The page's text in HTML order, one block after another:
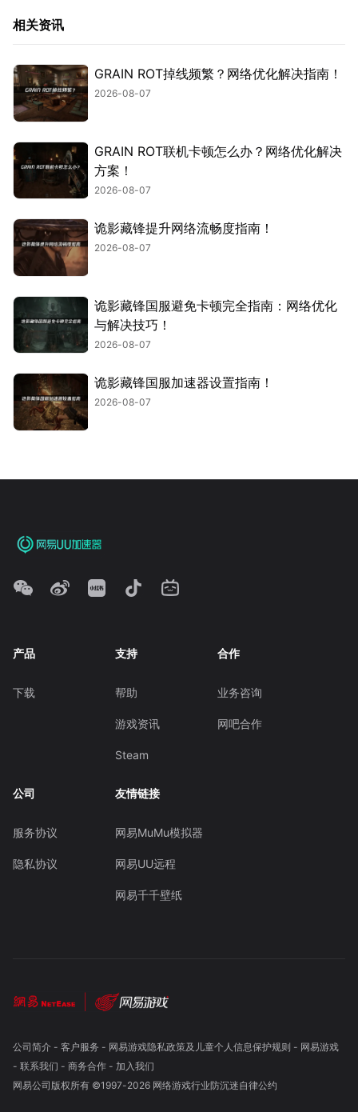
相关资讯
GRAIN ROT掉线频繁？网络优化解决指南！
2026-08-07
GRAIN ROT联机卡顿怎么办？网络优化解决
方案！
2026-08-07
诡影藏锋提升网络流畅度指南！
2026-08-07
诡影藏锋国服避免卡顿完全指南：网络优化
与解决技巧！
2026-08-07
诡影藏锋国服加速器设置指南！
2026-08-07
产品
下载
支持
帮助
游戏资讯
Steam
合作
业务咨询
网吧合作
公司
服务协议
隐私协议
友情链接
网易MuMu模拟器
网易UU远程
网易千千壁纸
公司简介- 客户服务 - 网易游戏隐私政策及儿童个人信息保护规则 - 网易游戏
- 联系我们 - 商务合作- 加入我们
网易公司版权所有 ©1997-2026 网络游戏行业防沉迷自律公约